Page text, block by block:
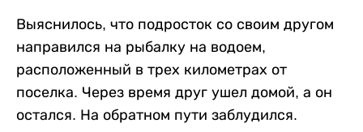
Выяснилось, что подросток со своим другом
направился на рыбалку на водоем,
расположенный в трех километрах от
поселка. Через время друг ушел домой, а он
остался. На обратном пути заблудился.